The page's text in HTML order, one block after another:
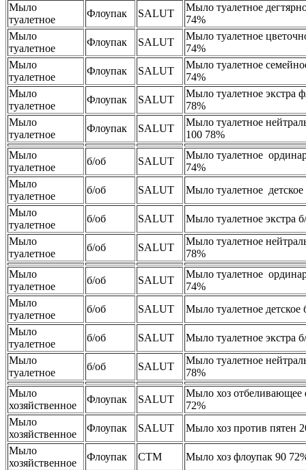
Мыло
туалетное
Флоупак SALUT
Мыло туалетное
74%
Мыло
туалетное
Флоупак SALUT
Мыло туалетное
74%
Мыло
туалетное
Флоупак SALUT
Мыло туалетное
74%
Мыло
туалетное
Флоупак SALUT
Мыло туалетное экстра
78%
Мыло
туалетное
Флоупак SALUT
Мыло туалетное
100 78%
Мыло
туалетное
б/об SALUT
Мыло туалетное
74%
Мыло
туалетное
б/об SALUT
Мыло туалетное детское
Мыло
туалетное
б/об SALUT
Мыло туалетное экстра
Мыло
туалетное
б/об SALUT
Мыло туалетное
78%
Мыло
туалетное
б/об SALUT
Мыло туалетное
74%
Мыло
туалетное
б/об SALUT
Мыло туалетное детское
Мыло
туалетное
б/об SALUT
Мыло туалетное экстра
Мыло
туалетное
б/об SALUT
Мыло туалетное
78%
Мыло
хозяйственное
Флоупак SALUT
Мыло хоз отбеливающее
72%
Мыло
хозяйственное
Флоупак SALUT
Мыло хоз против пятен
Мыло
хозяйственное
Флоупак СТМ
Мыло хоз флоупак 90